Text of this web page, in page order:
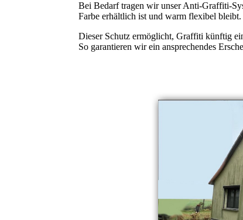
Bei Bedarf tragen wir unser Anti-Graffiti-
Farbe erhältlich ist und warm flexibel bleibt.
Dieser Schutz ermöglicht, Graffiti künftig
So garantieren wir ein ansprechendes